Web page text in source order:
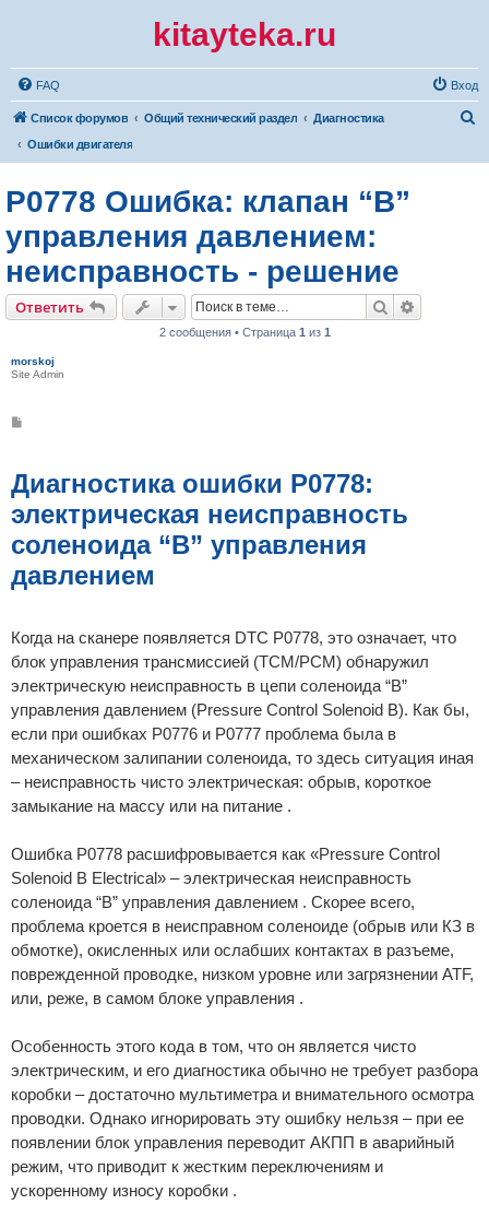
kitayteka.ru
FAQ Вход
Список форумов Общий технический раздел
Диагностика
Ошибки двигателя
P0778 Ошибка: клапан “B”
управления давлением:
неисправность - решение
Ответить Поиск
2 сообщения • Страница 1 из 1
morskoj
Site Admin
щ
н
и
е
Диагностика ошибки P0778:
электрическая неисправность
соленоида “B” управления
давлением
Когда на сканере появляется DTC P0778, это означает, что
блок управления трансмиссией (TCM/PCM) обнаружил
электрическую неисправность в цепи соленоида “B”
управления давлением (Pressure Control Solenoid B). Как бы,
если при ошибках P0776 и P0777 проблема была в
механическом залипании соленоида, то здесь ситуация иная
– неисправность чисто электрическая: обрыв, короткое
замыкание на массу или на питание .
Ошибка P0778 расшифровывается как «Pressure Control
Solenoid B Electrical» – электрическая неисправность
соленоида “B” управления давлением . Скорее всего,
проблема кроется в неисправном соленоиде (обрыв или КЗ в
обмотке), окисленных или ослабших контактах в разъеме,
поврежденной проводке, низком уровне или загрязнении ATF,
или, реже, в самом блоке управления .
Особенность этого кода в том, что он является чисто
электрическим, и его диагностика обычно не требует разбора
коробки – достаточно мультиметра и внимательного осмотра
проводки. Однако игнорировать эту ошибку нельзя – при ее
появлении блок управления переводит АКПП в аварийный
режим, что приводит к жестким переключениям и
ускоренному износу коробки .